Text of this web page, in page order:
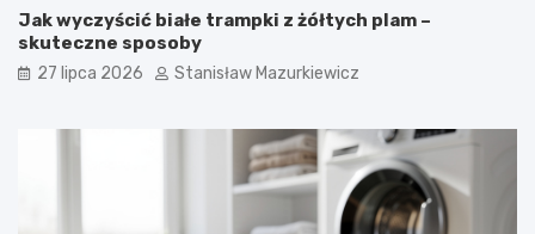
Jak wyczyścić białe trampki z żółtych plam –
skuteczne sposoby
27 lipca 2026 Stanisław Mazurkiewicz